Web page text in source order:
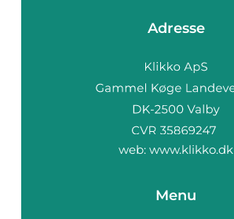
Adresse
web: www.klikko.dk
Menu